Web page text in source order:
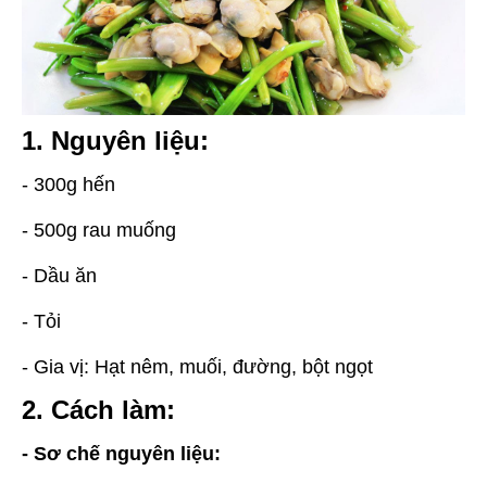
1. Nguyên liệu:
- 300g hến
- 500g rau muống
- Dầu ăn
- Tỏi
- Gia vị: Hạt nêm, muối, đường, bột ngọt
2. Cách làm:
- Sơ chế nguyên liệu: